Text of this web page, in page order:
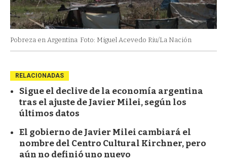
Pobreza en Argentina Foto: Miguel Acevedo Riu/La Nación
RELACIONADAS
Sigue el declive de la economía argentina
tras el ajuste de Javier Milei, según los
últimos datos
El gobierno de Javier Milei cambiará el
nombre del Centro Cultural Kirchner, pero
aún no definió uno nuevo